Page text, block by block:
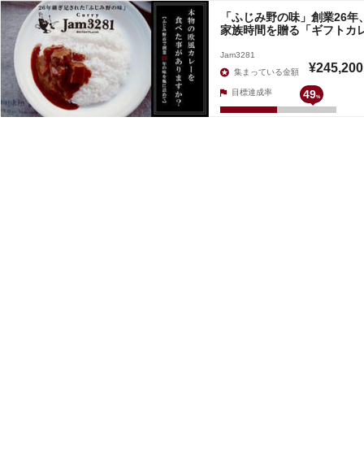
「ふじみ野の味」創業26
家族時間を贈る「ギフトカ
Jam3281
集まっている金額
¥245,200
目標達成率 49%